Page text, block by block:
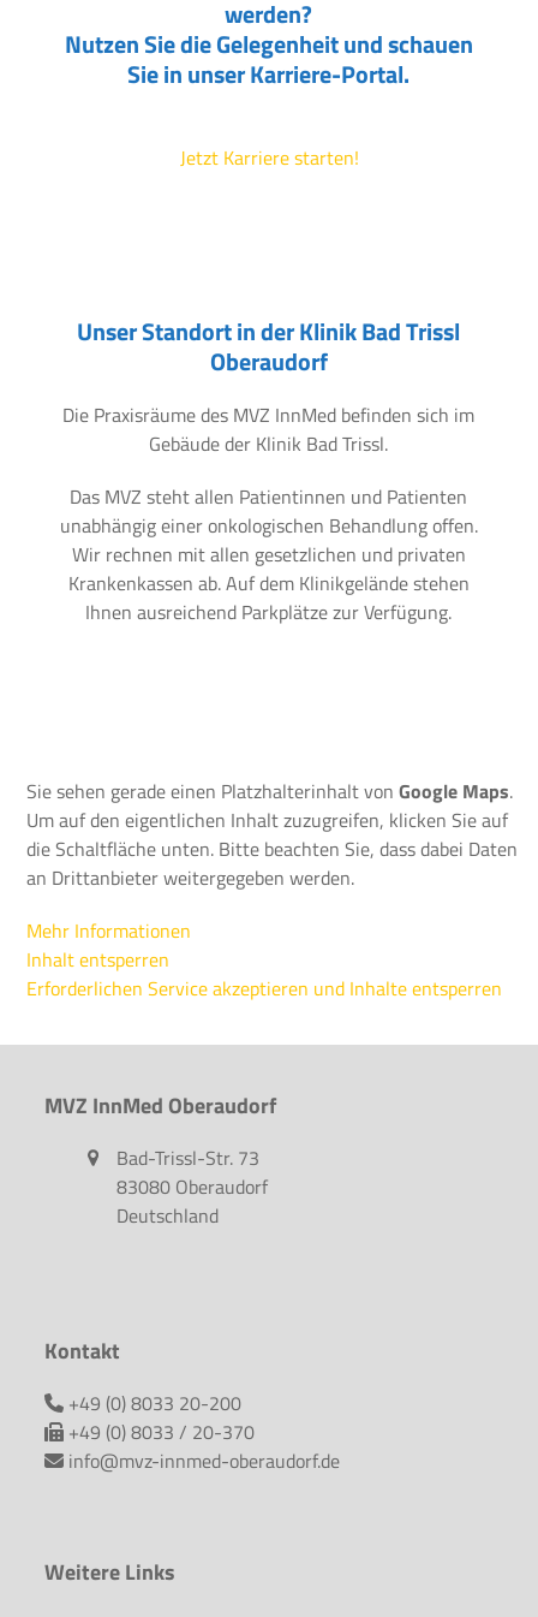
werden?
Nutzen Sie die Gelegenheit und schauen
Sie in unser Karriere-Portal.
Jetzt Karriere starten!
Unser Standort in der Klinik Bad Trissl
Oberaudorf
Die Praxisräume des MVZ InnMed befinden sich im
Gebäude der Klinik Bad Trissl.
Das MVZ steht allen Patientinnen und Patienten
unabhängig einer onkologischen Behandlung offen.
Wir rechnen mit allen gesetzlichen und privaten
Krankenkassen ab. Auf dem Klinikgelände stehen
Ihnen ausreichend Parkplätze zur Verfügung.
Sie sehen gerade einen Platzhalterinhalt vonGoogle Maps.
Um auf den eigentlichen Inhalt zuzugreifen, klicken Sie auf
die Schaltfläche unten. Bitte beachten Sie, dass dabei Daten
an Drittanbieter weitergegeben werden.
Mehr Informationen
Inhalt entsperren
Erforderlichen Service akzeptieren und Inhalte entsperren
MVZ InnMed Oberaudorf
Bad-Trissl-Str. 73
83080 Oberaudorf
Deutschland
Kontakt
+49 (0) 8033 20-200
+49 (0) 8033 / 20-370
info@mvz-innmed-oberaudorf.de
Weitere Links